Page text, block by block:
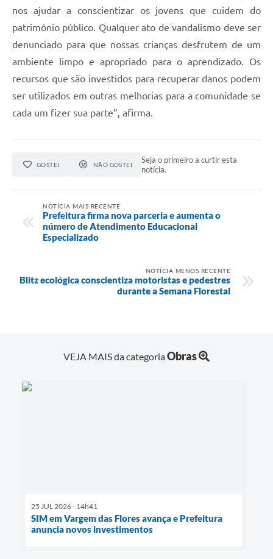
nos ajudar a conscientizar os jovens que cuidem do
patrimônio público. Qualquer ato de vandalismo deve ser
denunciado para que nossas crianças desfrutem de um
ambiente limpo e apropriado para o aprendizado. Os
recursos que são investidos para recuperar danos podem
ser utilizados em outras melhorias para a comunidade se
cada um fizer sua parte”, afirma.
GOSTEI NÃO GOSTEI
Seja o primeiro a curtir esta
notícia.
NOTÍCIA MAIS RECENTE
Prefeitura firma nova parceria e aumenta o
número de Atendimento Educacional
Especializado
NOTÍCIA MENOS RECENTE
Blitz ecológica conscientiza motoristas e pedestres
durante a Semana Florestal
VEJA MAIS da categoriaObras
25 JUL 2026 - 14h41
SIM em Vargem das Flores avança e Prefeitura
anuncia novos investimentos